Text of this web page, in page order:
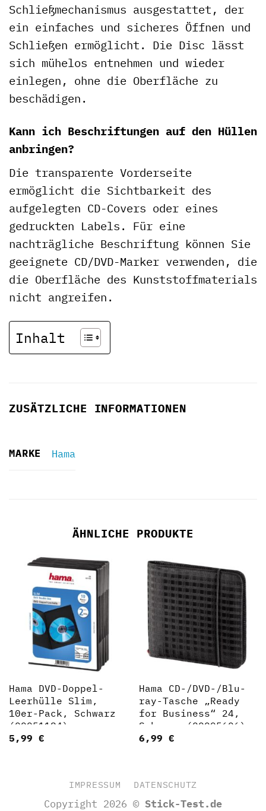
Schließmechanismus ausgestattet, der
ein einfaches und sicheres Öffnen und
Schließen ermöglicht. Die Disc lässt
sich mühelos entnehmen und wieder
einlegen, ohne die Oberfläche zu
beschädigen.
Kann ich Beschriftungen auf den Hüllen
anbringen?
Die transparente Vorderseite
ermöglicht die Sichtbarkeit des
aufgelegten CD-Covers oder eines
gedruckten Labels. Für eine
nachträgliche Beschriftung können Sie
geeignete CD/DVD-Marker verwenden, die
die Oberfläche des Kunststoffmaterials
nicht angreifen.
Inhalt
ZUSÄTZLICHE INFORMATIONEN
MARKE Hama
ÄHNLICHE PRODUKTE
Hama DVD-Doppel-
Leerhülle Slim,
10er-Pack, Schwarz
(00051184)
5,99 €
Hama CD-/DVD-/Blu-
ray-Tasche „Ready
for Business“ 24,
Schwarz (00095606)
6,99 €
IMPRESSUM DATENSCHUTZ
Copyright 2026 © Stick-Test.de